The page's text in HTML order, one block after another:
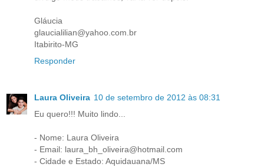
Gláucia
glaucialilian@yahoo.com.br
Itabirito-MG
Responder
Laura Oliveira 10 de setembro de 2012 às 08:31
Eu quero!!! Muito lindo...
- Nome: Laura Oliveira
- Email: laura_bh_oliveira@hotmail.com
- Cidade e Estado: Aquidauana/MS